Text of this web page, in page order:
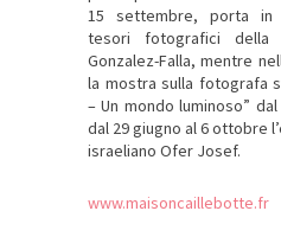
15 settembre, porta in
tesori fotografici della
Gonzalez-Falla, mentre
la mostra sulla fotografa
– Un mondo luminoso”
dal 29 giugno al 6 ottobre
israeliano Ofer Josef.
www.maisoncaillebotte.fr